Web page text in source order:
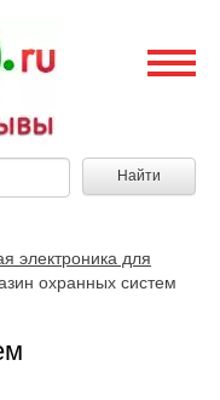
Найти
электроника для
охранных систем